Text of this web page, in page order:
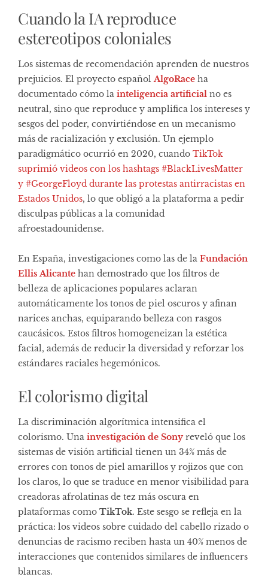
Cuando la IA reproduce
estereotipos coloniales
Los sistemas de recomendación aprenden de nuestros
prejuicios. El proyecto español AlgoRace ha
documentado cómo la inteligencia artificial no es
neutral, sino que reproduce y amplifica los intereses y
sesgos del poder, convirtiéndose en un mecanismo
más de racialización y exclusión. Un ejemplo
paradigmático ocurrió en 2020, cuando TikTok
suprimió videos con los hashtags #BlackLivesMatter
y #GeorgeFloyd durante las protestas antirracistas en
Estados Unidos, lo que obligó a la plataforma a pedir
disculpas públicas a la comunidad
afroestadounidense.
En España, investigaciones como las de la Fundación
Ellis Alicante han demostrado que los filtros de
belleza de aplicaciones populares aclaran
automáticamente los tonos de piel oscuros y afinan
narices anchas, equiparando belleza con rasgos
caucásicos. Estos filtros homogeneizan la estética
facial, además de reducir la diversidad y reforzar los
estándares raciales hegemónicos.
El colorismo digital
La discriminación algorítmica intensifica el
colorismo. Una investigación de Sonyreveló que los
sistemas de visión artificial tienen un 34% más de
errores con tonos de piel amarillos y rojizos que con
los claros, lo que se traduce en menor visibilidad para
creadoras afrolatinas de tez más oscura en
plataformas como TikTok. Este sesgo se refleja en la
práctica: los videos sobre cuidado del cabello rizado o
denuncias de racismo reciben hasta un 40% menos de
interacciones que contenidos similares de influencers
blancas.